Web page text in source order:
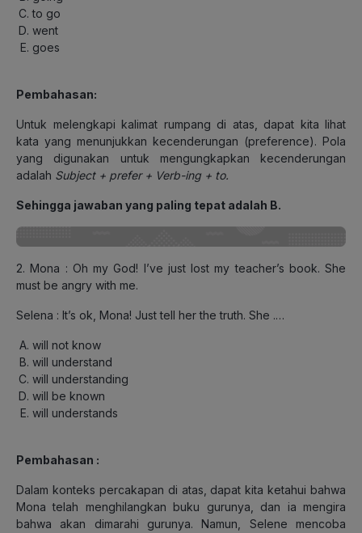
to go
went
goes
Pembahasan:
Untuk melengkapi kalimat rumpang di atas, dapat kita lihat
kata yang menunjukkan kecenderungan (preference). Pola
yang digunakan untuk mengungkapkan kecenderungan
adalah Subject + prefer + Verb-ing + to.
Sehingga jawaban yang paling tepat adalah B.
2. Mona : Oh my God! I’ve just lost my teacher’s book. She
must be angry with me.
Selena : It’s ok, Mona! Just tell her the truth. She .…
will not know
will understand
will understanding
will be known
will understands
Pembahasan :
Dalam konteks percakapan di atas, dapat kita ketahui bahwa
Mona telah menghilangkan buku gurunya, dan ia mengira
bahwa akan dimarahi gurunya. Namun, Selene mencoba